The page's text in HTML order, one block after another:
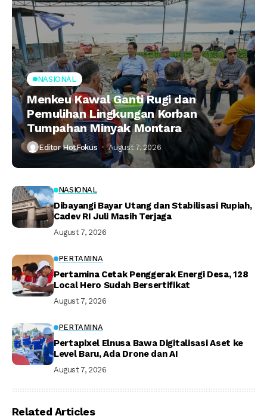
NASIONAL
Menkeu Kawal Ganti Rugi dan
Pemulihan Lingkungan Korban
Tumpahan Minyak Montara
Editor HotFokus August 7, 2026
NASIONAL
Dibayangi Bayar Utang dan Stabilisasi Rupiah,
Cadev RI Juli Masih Terjaga
August 7, 2026
PERTAMINA
Pertamina Cetak Penggerak Energi Desa, 128
Local Hero Sudah Bersertifikat
August 7, 2026
PERTAMINA
Pertapixel Elnusa Bawa Digitalisasi Aset ke
Level Baru, Ada Drone dan AI
August 7, 2026
Related Articles